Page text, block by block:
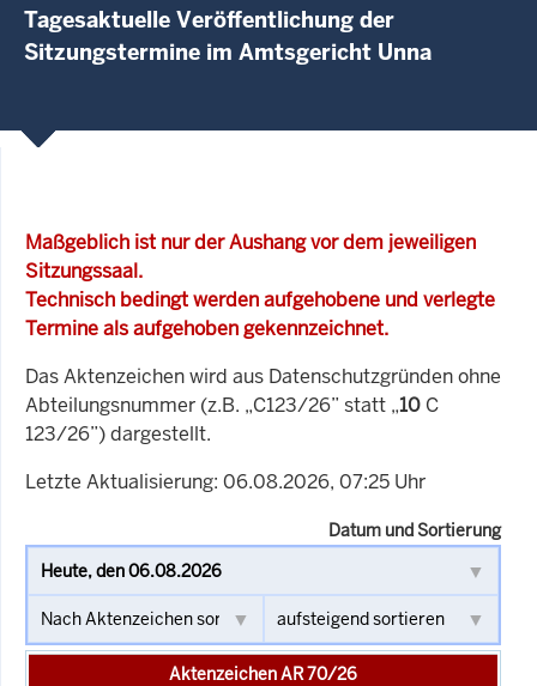
Tagesaktuelle Veröffentlichung der
Sitzungstermine im Amtsgericht Unna
Maßgeblich ist nur der Aushang vor dem jeweiligen
Sitzungssaal.
Technisch bedingt werden aufgehobene und verlegte
Termine als aufgehoben gekennzeichnet.
Das Aktenzeichen wird aus Datenschutzgründen ohne
Abteilungsnummer (z.B. „C123/26” statt „10 C
123/26”) dargestellt.
Letzte Aktualisierung: 06.08.2026, 07:25 Uhr
Datum und Sortierung
Aktenzeichen AR 70/26